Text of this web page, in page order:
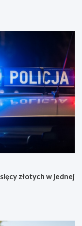
złotych w jednej